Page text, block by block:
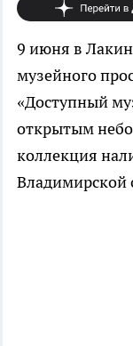
9 июня в
музейного
«Доступный
открытым
коллекция
Владимирской